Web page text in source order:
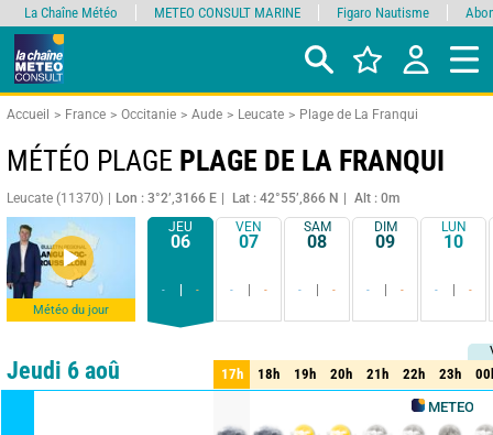
Accueil France Occitanie Aude Leucate Plage de La Franqui
MÉTÉO PLAGE PLAGE DE LA FRANQUI
Leucate (11370) Lon : 3°2’,3166 E Lat : 42°55’,866 N Alt : 0m
Météo du jour
JEU
06
- -
VEN
07
- -
SAM
08
- -
DIM
09
- -
LUN
10
- -
Comparateur détaillé synthétique
Jeudi 6 aoû
METEO CONSULT
17h 18h 19h 20h 21h 22h 23h
17h 18h 19h 20h 21h 22h 23h
La Chaîne Météo METEO CONSULT MARINE Figaro Nautisme